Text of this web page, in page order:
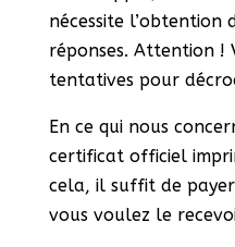
nécessite l’obtention
réponses. Attention !
tentatives pour
En ce qui nous
certificat officiel
cela, il suffit de
vous voulez le